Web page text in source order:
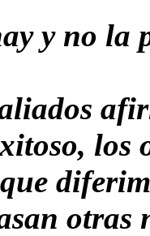
y no la
los
otras